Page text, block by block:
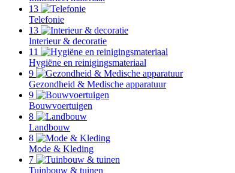
13
Telefonie
13
Interieur & decoratie
11
Hygiëne en reinigingsmateriaal
9
Gezondheid & Medische apparatuur
9
Bouwvoertuigen
8
Landbouw
8
Mode & Kleding
7
Tuinbouw & tuinen